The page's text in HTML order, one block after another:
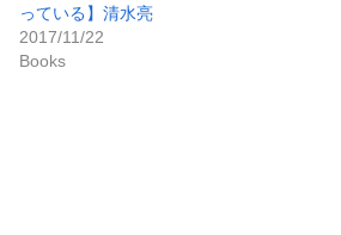
っている】清水亮
2017/11/22
Books